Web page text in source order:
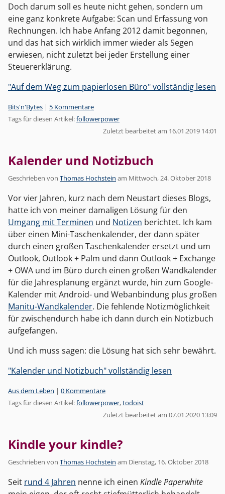
Doch darum soll es heute nicht gehen, sondern um
eine ganz konkrete Aufgabe: Scan und Erfassung von
Rechnungen. Ich habe Anfang 2012 damit begonnen,
und das hat sich wirklich immer wieder als Segen
erwiesen, nicht zuletzt bei jeder Erstellung einer
Steuererklärung.
"Auf dem Weg zum papierlosen Büro" vollständig lesen
Kategorien:
Bits'n'Bytes | 5 Kommentare
Tags für diesen Artikel:followerpower
Zuletzt bearbeitet am 16.01.2019 14:01
Kalender und Notizbuch
Geschrieben von Thomas Hochstein am Mittwoch, 24. Oktober 2018
Vor vier Jahren, kurz nach dem Neustart dieses Blogs,
hatte ich von meiner damaligen Lösung für den
Umgang mit Terminen und Notizen berichtet. Ich kam
über einen Mini-Taschenkalender, der dann später
durch einen großen Taschenkalender ersetzt und um
Outlook, Outlook + Palm und dann Outlook + Exchange
+ OWA und im Büro durch einen großen Wandkalender
für die Jahresplanung ergänzt wurde, hin zum Google-
Kalender mit Android- und Webanbindung plus großen
Manitu-Wandkalender. Die fehlende Notizmöglichkeit
für zwischendurch habe ich dann durch ein Notizbuch
aufgefangen.
Und ich muss sagen: die Lösung hat sich sehr bewährt.
"Kalender und Notizbuch" vollständig lesen
Kategorien:
Aus dem Leben | 0 Kommentare
Tags für diesen Artikel:followerpower,todoist
Zuletzt bearbeitet am 07.01.2020 13:09
Kindle your kindle?
Geschrieben von Thomas Hochstein am Dienstag, 16. Oktober 2018
Seit rund 4 Jahren nenne ich einen Kindle Paperwhite